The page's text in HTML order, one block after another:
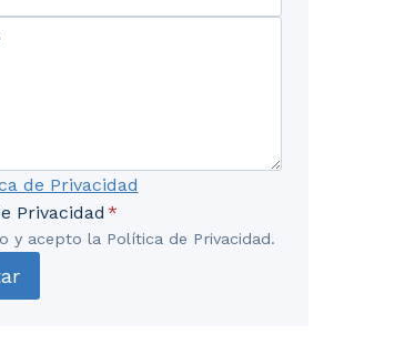
de Privacidad
Privacidad *
y acepto la Política de Privacidad.